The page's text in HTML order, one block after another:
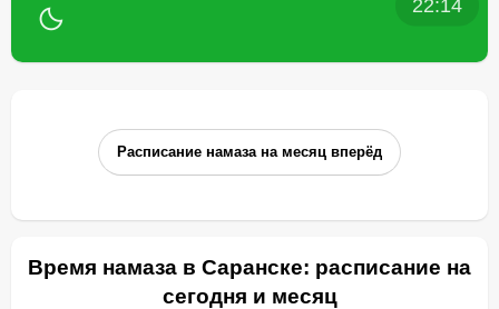
22:14
Расписание намаза на месяц вперёд
Время намаза в Саранске: расписание на
сегодня и месяц